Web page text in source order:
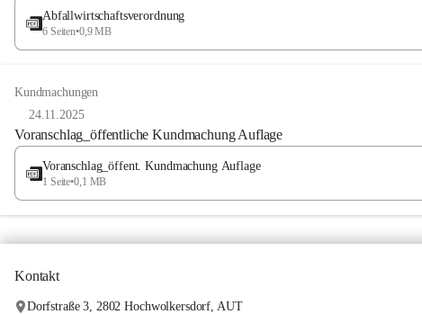
Abfallwirtschaftsverordnung
6 Seiten•0,9 MB
Kundmachungen
24.11.2025
Voranschlag_öffentliche Kundmachung Auflage
Voranschlag_öffent. Kundmachung Auflage
1 Seite•0,1 MB
Kontakt
Dorfstraße 3, 2802 Hochwolkersdorf, AUT